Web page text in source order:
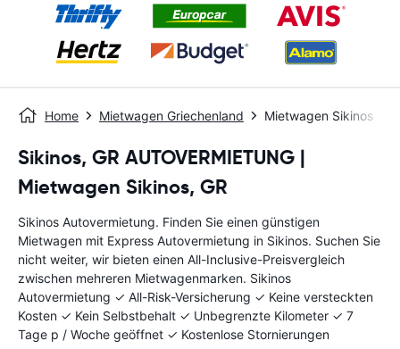
Home Mietwagen Griechenland Mietwagen Sikinos
Sikinos, GR AUTOVERMIETUNG |
Mietwagen Sikinos, GR
Sikinos Autovermietung. Finden Sie einen günstigen
Mietwagen mit Express Autovermietung in Sikinos. Suchen Sie
nicht weiter, wir bieten einen All-Inclusive-Preisvergleich
zwischen mehreren Mietwagenmarken. Sikinos
Autovermietung ✓ All-Risk-Versicherung ✓ Keine versteckten
Kosten ✓ Kein Selbstbehalt ✓ Unbegrenzte Kilometer ✓ 7
Tage p / Woche geöffnet ✓ Kostenlose Stornierungen